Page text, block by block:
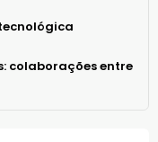
colaborações entre